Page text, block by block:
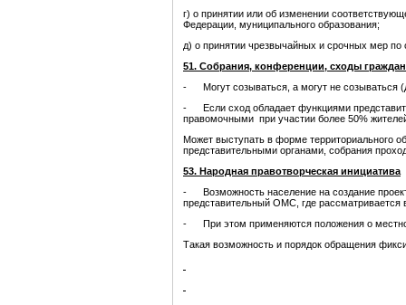
г) о принятии или об изменении
Федерации, муниципального образования;
д) о принятии чрезвычайных и срочных мер по
51. Собрания, конференции, сходы граждан
- Могут созываться, а могут не созываться
- Если сход обладает функциями
правомочными при участии более 50%
Может выступать в форме территориального
представительными органами, собрания
53. Народная правотворческая инициатива
- Возможность население на создание
представительный ОМС, где рассматривается
- При этом применяются положения о
Такая возможность и порядок обращения